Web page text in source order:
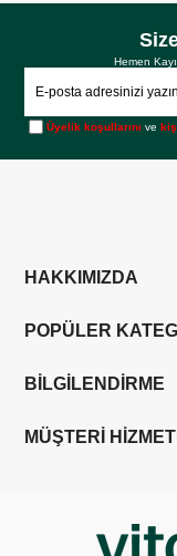
Hemen
Üyelik koşullarını ve
HAKKIMIZDA
POPÜLER
BİLGİLENDİRME
MÜŞTERİ